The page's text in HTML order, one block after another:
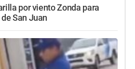
por viento Zonda para
San Juan